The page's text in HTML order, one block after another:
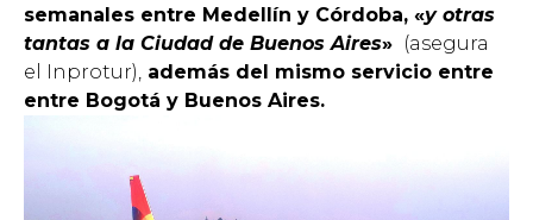
semanales entre Medellín y Córdoba, «y otras
tantas a la Ciudad de Buenos Aires» (asegura
el Inprotur), además del mismo servicio entre
entre Bogotá y Buenos Aires.